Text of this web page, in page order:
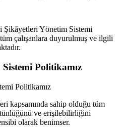
Yönetim Sistemi
çalışanlara duyurulmuş ve ilgili
Politikamız
kapsamında sahip olduğu tüm
ve erişilebilirliğini
olarak benimser.